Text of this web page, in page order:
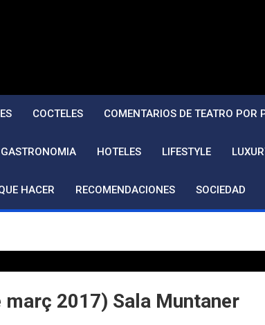
COCTELES COMENTARIOS DE TEATRO POR
GASTRONOMIA HOTELES LIFESTYLE
HACER RECOMENDACIONES SOCIEDAD
març 2017) Sala Muntaner